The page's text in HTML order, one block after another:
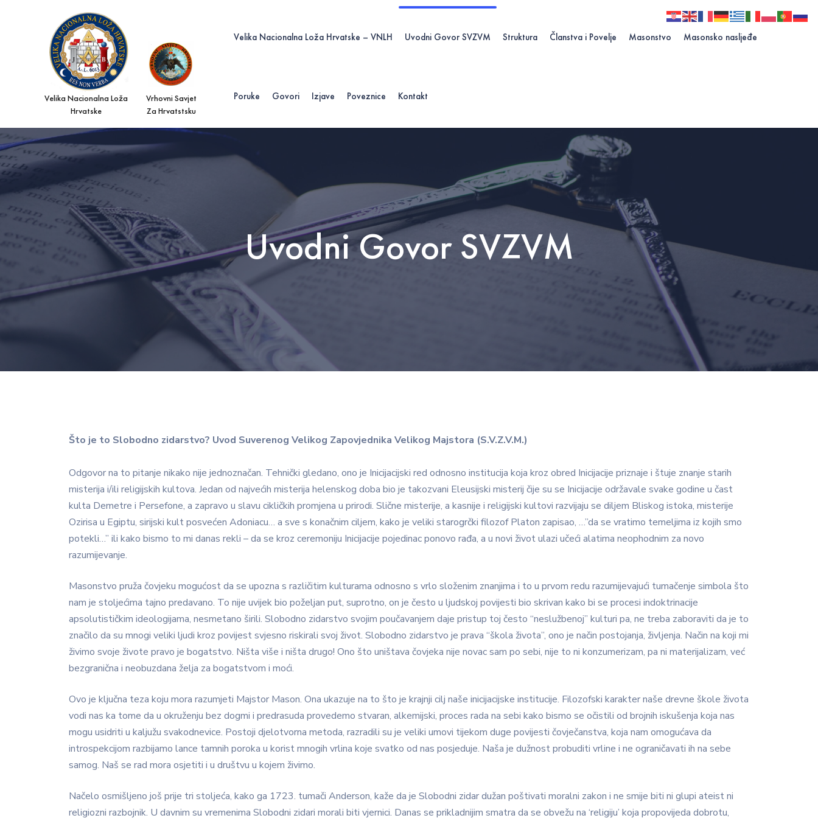
Velika Nacionalna Loža
Hrvatske
Vrhovni Savjet
Za Hrvatstsku
Velika Nacionalna Loža Hrvatske – VNLH Uvodni Govor SVZVM Struktura Članstva i Povelje Masonstvo Masonsko nasljeđe
Poruke Govori Izjave Poveznice Kontakt
Uvodni Govor SVZVM
Što je to Slobodno zidarstvo? Uvod Suverenog Velikog Zapovjednika Velikog Majstora (S.V.Z.V.M.)
Odgovor na to pitanje nikako nije jednoznačan. Tehnički gledano, ono je Inicijacijski red odnosno institucija koja kroz obred Inicijacije priznaje i štuje znanje starih
misterija i/ili religijskih kultova. Jedan od najvećih misterija helenskog doba bio je takozvani Eleusijski misterij čije su se Inicijacije održavale svake godine u čast
kulta Demetre i Persefone, a zapravo u slavu cikličkih promjena u prirodi. Slične misterije, a kasnije i religijski kultovi razvijaju se diljem Bliskog istoka, misterije
Ozirisa u Egiptu, sirijski kult posvećen Adoniacu… a sve s konačnim ciljem, kako je veliki starogrčki filozof Platon zapisao, …”da se vratimo temeljima iz kojih smo
potekli…” ili kako bismo to mi danas rekli – da se kroz ceremoniju Inicijacije pojedinac ponovo rađa, a u novi život ulazi učeći alatima neophodnim za novo
razumijevanje.
Masonstvo pruža čovjeku mogućost da se upozna s različitim kulturama odnosno s vrlo složenim znanjima i to u prvom redu razumijevajući tumačenje simbola što
nam je stoljećima tajno predavano. To nije uvijek bio poželjan put, suprotno, on je često u ljudskoj povijesti bio skrivan kako bi se procesi indoktrinacije
apsolutističkim ideologijama, nesmetano širili. Slobodno zidarstvo svojim poučavanjem daje pristup toj često “neslužbenoj” kulturi pa, ne treba zaboraviti da je to
značilo da su mnogi veliki ljudi kroz povijest svjesno riskirali svoj život. Slobodno zidarstvo je prava “škola života”, ono je način postojanja, življenja. Način na koji mi
živimo svoje živote pravo je bogatstvo. Ništa više i ništa drugo! Ono što uništava čovjeka nije novac sam po sebi, nije to ni konzumerizam, pa ni materijalizam, već
bezgranična i neobuzdana želja za bogatstvom i moći.
Ovo je ključna teza koju mora razumjeti Majstor Mason. Ona ukazuje na to što je krajnji cilj naše inicijacijske institucije. Filozofski karakter naše drevne škole života
vodi nas ka tome da u okruženju bez dogmi i predrasuda provedemo stvaran, alkemijski, proces rada na sebi kako bismo se očistili od brojnih iskušenja koja nas
mogu usidriti u kaljužu svakodnevice. Postoji djelotvorna metoda, razradili su je veliki umovi tijekom duge povijesti čovječanstva, koja nam omogućava da
introspekcijom razbijamo lance tamnih poroka u korist mnogih vrlina koje svatko od nas posjeduje. Naša je dužnost probuditi vrline i ne ograničavati ih na sebe
samog. Naš se rad mora osjetiti i u društvu u kojem živimo.
Načelo osmišljeno još prije tri stoljeća, kako ga 1723. tumači Anderson, kaže da je Slobodni zidar dužan poštivati moralni zakon i ne smije biti ni glupi ateist ni
religiozni razbojnik. U davnim su vremenima Slobodni zidari morali biti vjernici. Danas se prikladnijim smatra da se obvežu na ‘religiju’ koja propovijeda dobrotu,